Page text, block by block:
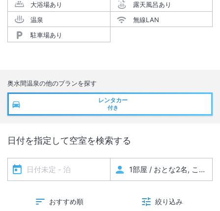
大浴場あり
露天風呂あり
温泉
無線LAN
駐車場あり
奥水間温泉の他のプランを探す
レンタカー
付き
日付を指定して空室を検索する
おすすめ順 絞り込み